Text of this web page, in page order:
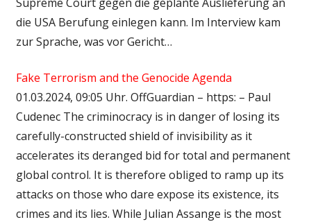
die USA Berufung einlegen kann. Im Interview kam
zur Sprache, was vor Gericht…
Fake Terrorism and the Genocide Agenda
01.03.2024, 09:05 Uhr. OffGuardian – https: – Paul
Cudenec The criminocracy is in danger of losing its
carefully-constructed shield of invisibility as it
accelerates its deranged bid for total and permanent
global control. It is therefore obliged to ramp up its
attacks on those who dare expose its existence, its
crimes and its lies. While Julian Assange is the most